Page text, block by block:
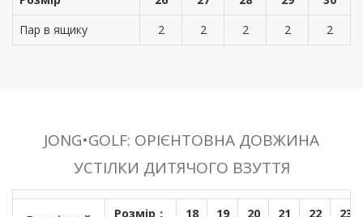
Пар в ящику
2 2 2 2 2
JONG•GOLF: ОРІЄНТОВНА ДОВЖИНА
УСТІЛКИ ДИТЯЧОГО ВЗУТТЯ
Розмір： 18 19 20 21 22 23